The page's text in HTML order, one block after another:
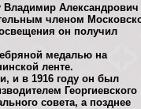
Владимир Александрович
членом
он получил
медалью на
ленте.
и в 1916 году он был
Георгиевского
совета, а позднее